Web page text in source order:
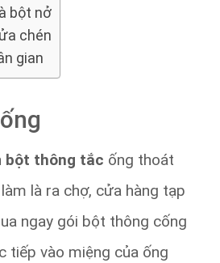
bột nở
chén
gian
bột thông tắc ống thoát
là ra chợ, cửa hàng tạp
ngay gói bột thông cống
tiếp vào miệng của ống